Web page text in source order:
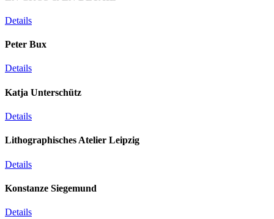
Details
Peter Bux
Details
Katja Unterschütz
Details
Lithographisches Atelier Leipzig
Details
Konstanze Siegemund
Details